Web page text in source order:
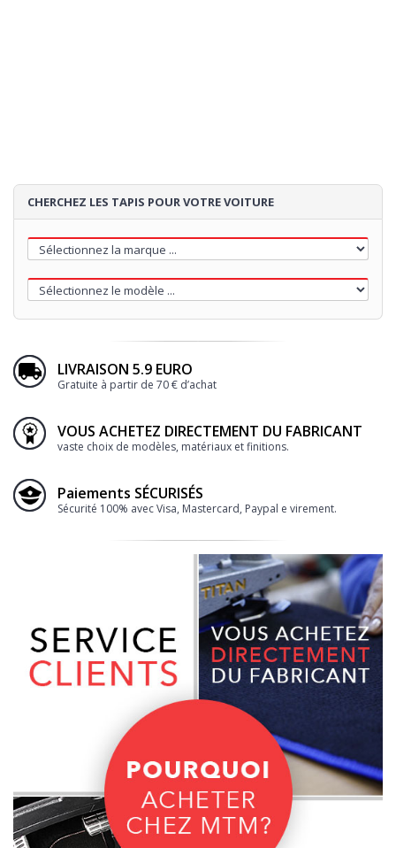
CHERCHEZ LES TAPIS POUR VOTRE VOITURE
LIVRAISON 5.9 EURO
Gratuite à partir de 70 € d’achat
VOUS ACHETEZ DIRECTEMENT DU FABRICANT
vaste choix de modèles, matériaux et finitions.
Paiements SÉCURISÉS
Sécurité 100% avec Visa, Mastercard, Paypal e virement.